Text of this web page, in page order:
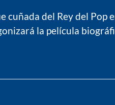
cuñada del Rey del
la película